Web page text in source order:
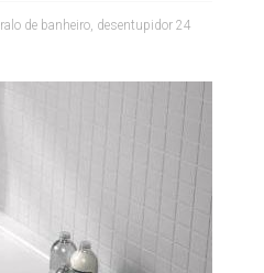
de banheiro, desentupidor 24